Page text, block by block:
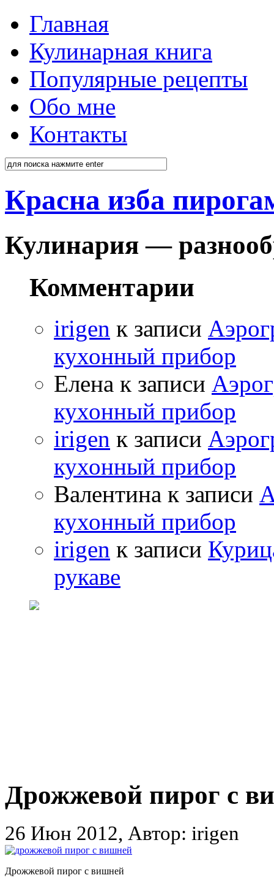
Главная
Кулинарная книга
Популярные рецепты
Обо мне
Контакты
Красна изба
Кулинария —
Комментарии
irigen к записи
кухонный прибор
Елена к записи
кухонный прибор
irigen к записи
кухонный прибор
Валентина к записи
кухонный прибор
irigen к записи
рукаве
Дрожжевой пирог с
26 Июн 2012, Автор: irigen
Дрожжевой пирог с вишней